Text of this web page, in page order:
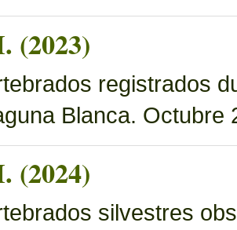
(2023)
registrados
Blanca. Octubre
(2024)
silvestres